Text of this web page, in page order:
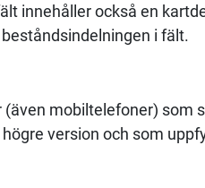
innehåller också en
i fält.
(även mobiltelefoner) som
version och som